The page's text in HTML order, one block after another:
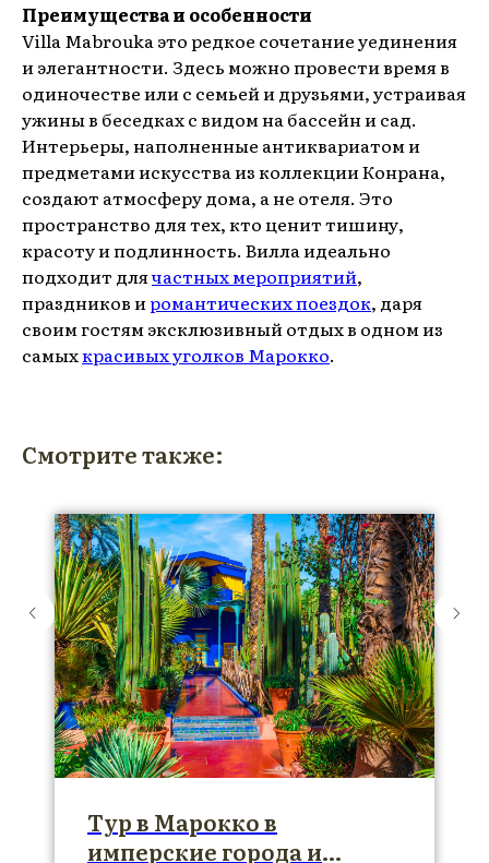
Преимущества и особенности
Villa Mabrouka это редкое сочетание уединения
и элегантности. Здесь можно провести время в
одиночестве или с семьей и друзьями, устраивая
ужины в беседках с видом на бассейн и сад.
Интерьеры, наполненные антиквариатом и
предметами искусства из коллекции Конрана,
создают атмосферу дома, а не отеля. Это
пространство для тех, кто ценит тишину,
красоту и подлинность. Вилла идеально
подходит длячастных мероприятий,
праздников иромантических поездок, даря
своим гостям эксклюзивный отдых в одном из
самыхкрасивых уголков Марокко.
Смотрите также:
Тур в Марокко в
имперские города и